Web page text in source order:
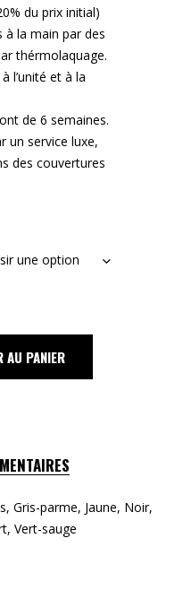
du prix initial)
à la main par des
thérmolaquage.
l’unité et à la
de 6 semaines.
un service luxe,
des couvertures
une option
AU PANIER
Gris-parme, Jaune, Noir,
Vert-sauge